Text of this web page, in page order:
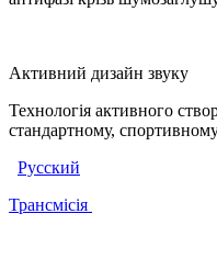
Активний дизайн звуку
Технологія активного
стандартному,
Русский
Трансмісія